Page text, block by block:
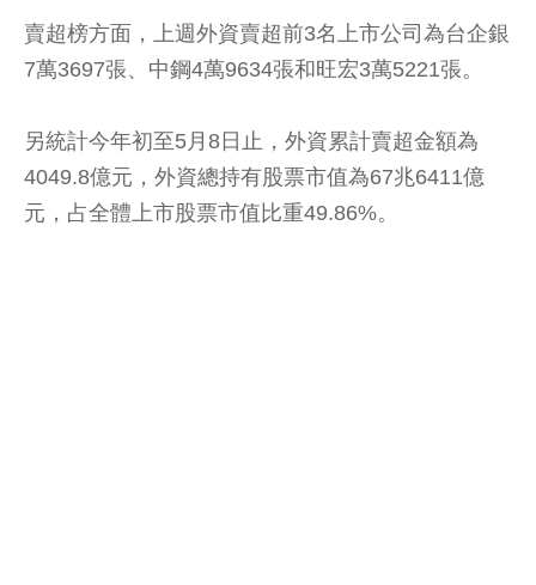
賣超榜方面，上週外資賣超前3名上市公司為台企銀
7萬3697張、中鋼4萬9634張和旺宏3萬5221張。
另統計今年初至5月8日止，外資累計賣超金額為
4049.8億元，外資總持有股票市值為67兆6411億
元，占全體上市股票市值比重49.86%。